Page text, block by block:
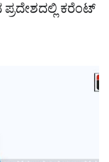
ಪ್ರದೇಶದಲ್ಲಿ ಕರೆಂಟ್